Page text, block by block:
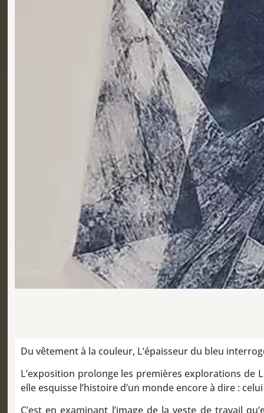
Du vêtement à la couleur, L’épaisseur du bleu
L’exposition prolonge les premières explorations de
elle esquisse l’histoire d’un monde encore à dire :
C’est en examinant l’image de la veste de travail